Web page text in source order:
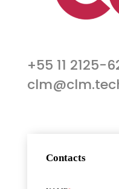
+55 11 2125-
Contacts